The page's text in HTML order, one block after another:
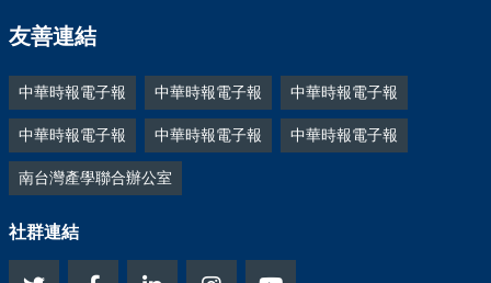
友善連結
中華時報電子報 中華時報電子報 中華時報電子報
中華時報電子報 中華時報電子報 中華時報電子報
南台灣產學聯合辦公室
社群連結